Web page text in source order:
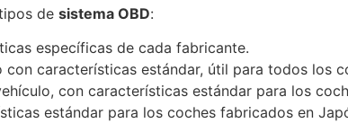
de sistema OBD:
específicas de cada fabricante.
características estándar, útil para todos los
con características estándar para los
estándar para los coches fabricados en